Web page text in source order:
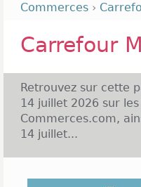
Commerces ›
Carrefour
Retrouvez sur cette
14 juillet 2026 sur
Commerces.com,
14 juillet...
ouverts le 14 juillet